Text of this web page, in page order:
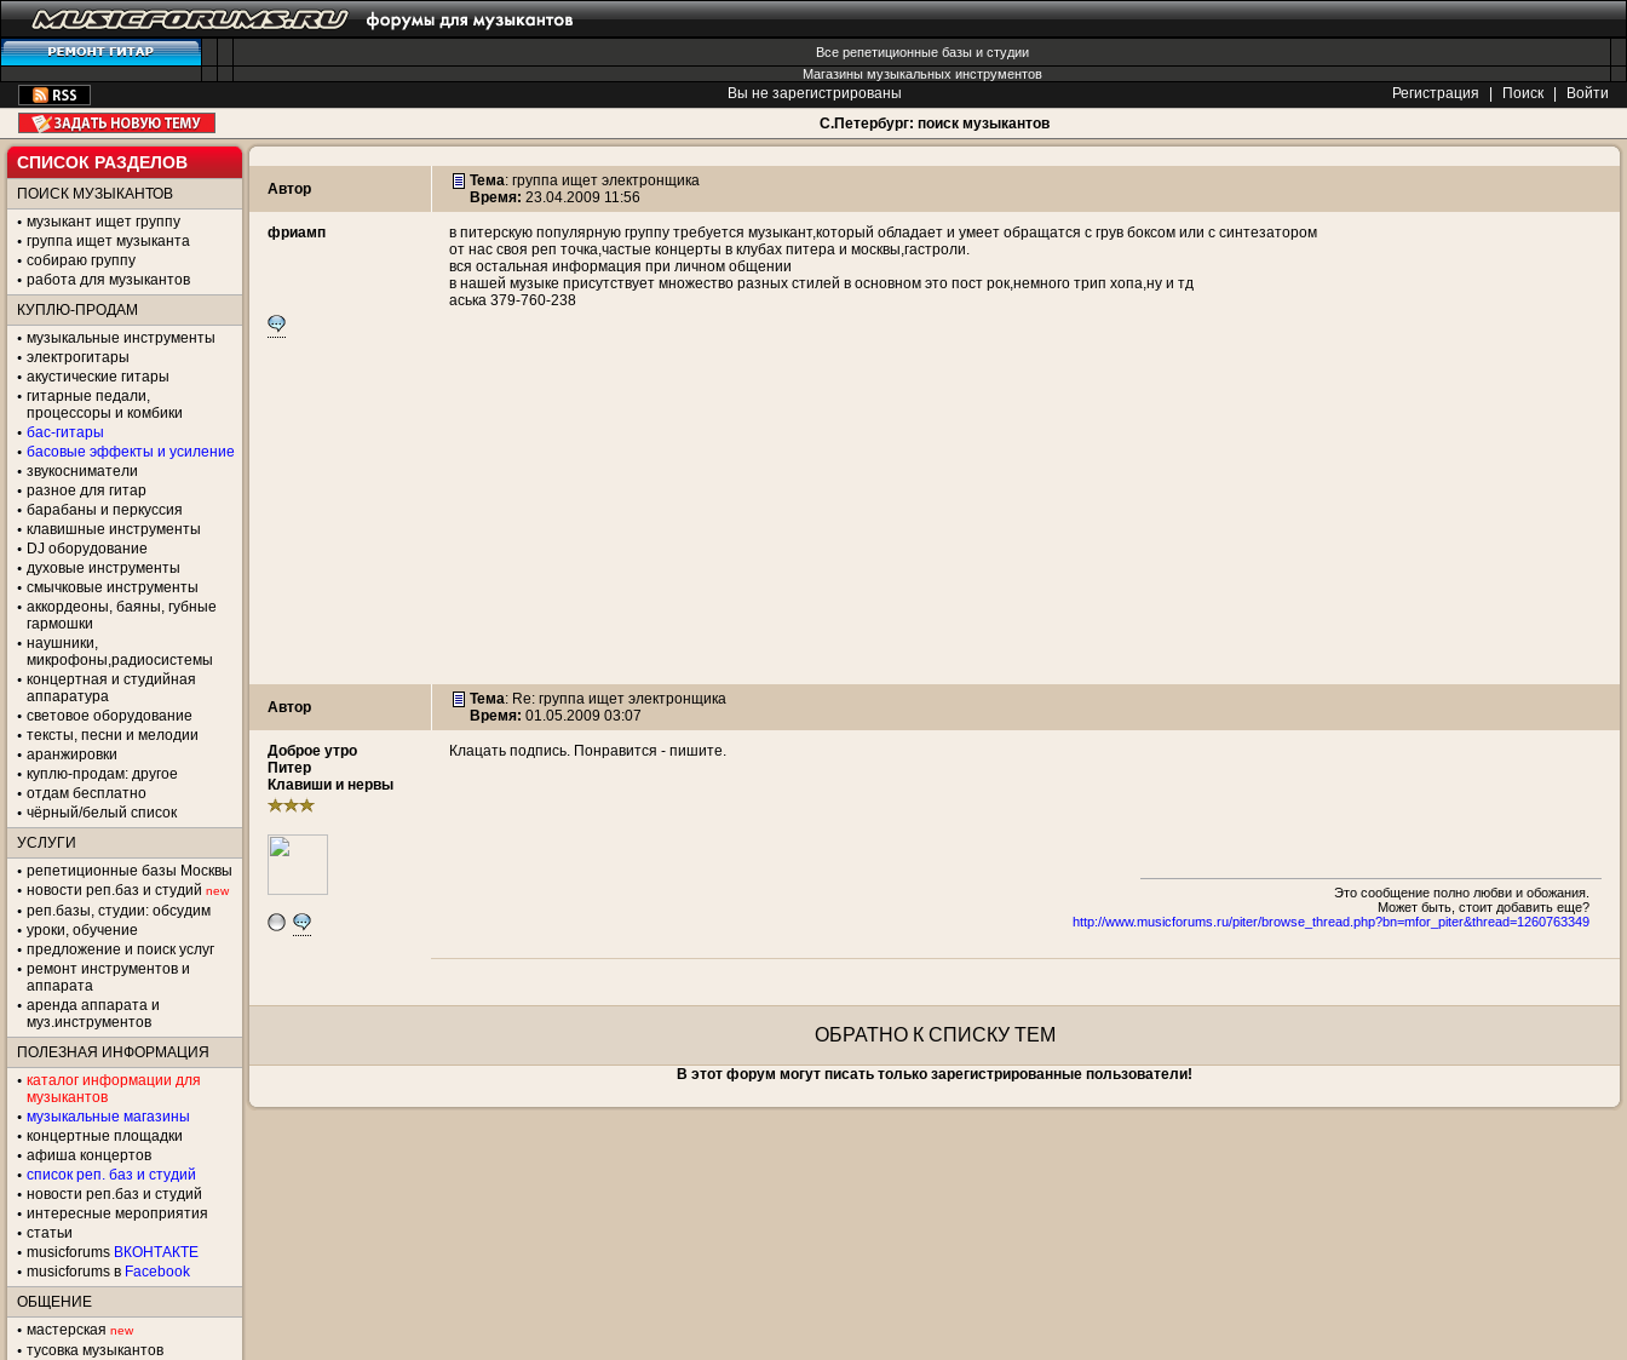
Все репетиционные базы и студии
Магазины музыкальных инструментов
Вы не зарегистрированы Регистрация Поиск
Войти
С.Петербург: поиск музыкантов
СПИСОК РАЗДЕЛОВ
ПОИСК МУЗЫКАНТОВ
музыкант ищет группу
группа ищет музыканта
собираю группу
работа для музыкантов
КУПЛЮ-ПРОДАМ
музыкальные инструменты
электрогитары
акустические гитары
гитарные педали,
процессоры и комбики
бас-гитары
басовые эффекты и усиление
звукосниматели
разное для гитар
барабаны и перкуссия
клавишные инструменты
DJ оборудование
духовые инструменты
смычковые инструменты
аккордеоны, баяны, губные
гармошки
наушники,
микрофоны,радиосистемы
концертная и студийная
аппаратура
световое оборудование
тексты, песни и мелодии
аранжировки
куплю-продам: другое
отдам бесплатно
чёрный/белый список
УСЛУГИ
репетиционные базы Москвы
новости реп.баз и студий new
реп.базы, студии: обсудим
уроки, обучение
предложение и поиск услуг
ремонт инструментов и
аппарата
аренда аппарата и
муз.инструментов
ПОЛЕЗНАЯ ИНФОРМАЦИЯ
каталог информации для
музыкантов
музыкальные магазины
концертные площадки
aфиша концертов
список реп. баз и студий
новости реп.баз и студий
интересные мероприятия
статьи
musicforums ВКОНТАКТЕ
musicforums в Facebook
ОБЩЕНИЕ
мастерская new
тусовка музыкантов
Автор Тема: группа ищет электронщика
Время: 23.04.2009 11:56
фриамп
в питерскую популярную группу требуется музыкант,который обладает и умеет обращатся с грув боксом или с синтезатором
от нас своя реп точка,частые концерты в клубах питера и москвы,гастроли.
вся остальная информация при личном общении
в нашей музыке присутствует множество разных стилей в основном это пост рок,немного трип хопа,ну и тд
аська 379-760-238
Автор Тема: Re: группа ищет электронщика
Время: 01.05.2009 03:07
Доброе утро
Питер
Клавиши и нервы
Клацать подпись. Понравится - пишите.
Это сообщение полно любви и обожания.
Может быть, стоит добавить еще?
http://www.musicforums.ru/piter/browse_thread.php?bn=mfor_piter&thread=1260763349
ОБРАТНО К СПИСКУ ТЕМ
В этот форум могут писать только зарегистрированные пользователи!